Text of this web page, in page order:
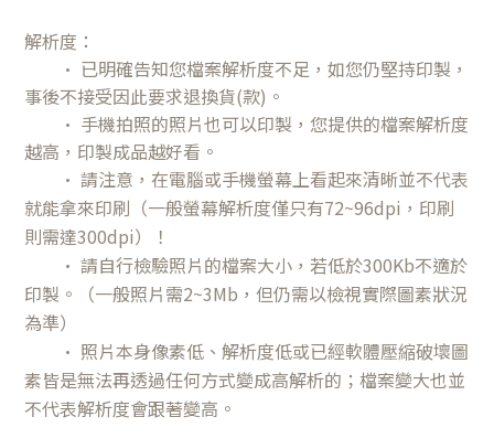
解析度：
• 已明確告知您檔案解析度不足，如您仍堅持印製，
事後不接受因此要求退換貨(款)。
• 手機拍照的照片也可以印製，您提供的檔案解析度
越高，印製成品越好看。
• 請注意，在電腦或手機螢幕上看起來清晰並不代表
就能拿來印刷（一般螢幕解析度僅只有72~96dpi，印刷
則需達300dpi）！
• 請自行檢驗照片的檔案大小，若低於300Kb不適於
印製。（一般照片需2~3Mb，但仍需以檢視實際圖素狀況
為準）
• 照片本身像素低、解析度低或已經軟體壓縮破壞圖
素皆是無法再透過任何方式變成高解析的；檔案變大也並
不代表解析度會跟著變高。